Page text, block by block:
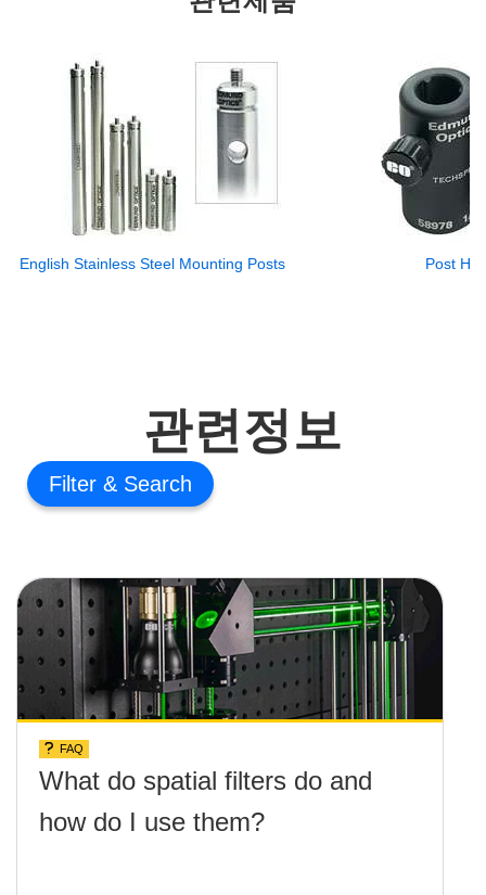
English Stainless Steel Mounting Posts Post
관련정보
Filter
FAQ
What do spatial filters do and
how do I use them?